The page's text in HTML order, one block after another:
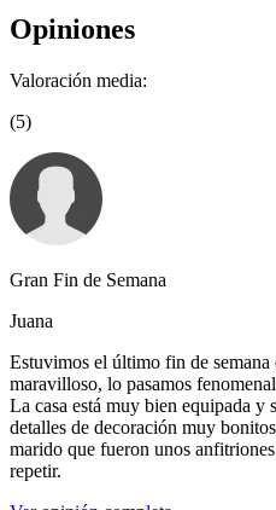
Opiniones
Valoración media:
(5)
Gran Fin de Semana
Juana
Estuvimos el último fin de
maravilloso, lo pasamos
La casa está muy bien equipada y
detalles de decoración muy
marido que fueron unos
repetir.